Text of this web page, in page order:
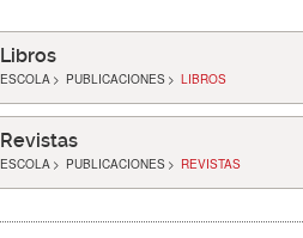
Libros
ESCOLA > PUBLICACIONES > LIBROS
Revistas
ESCOLA > PUBLICACIONES > REVISTAS